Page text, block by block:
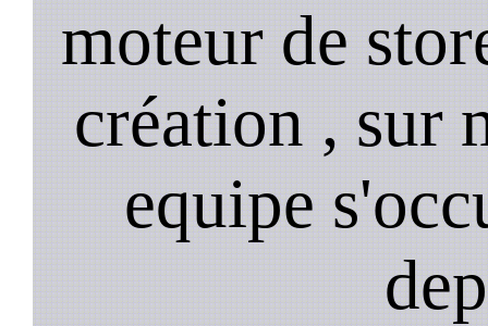
moteur de
création , sur
equipe